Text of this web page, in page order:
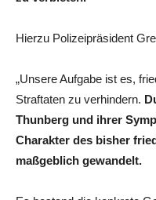
Hierzu Polizeipräsident
„Unsere Aufgabe ist es,
Straftaten zu verhindern.
Thunberg und ihrer
Charakter des bisher
maßgeblich gewandelt.